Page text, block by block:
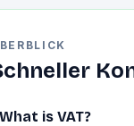
What is VAT?